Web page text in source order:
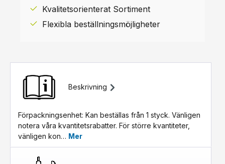
Kvalitetsorienterat Sortiment
Flexibla beställningsmöjligheter
Beskrivning
Förpackningsenhet: Kan beställas från 1 styck. Vänligen
notera våra kvantitetsrabatter. För större kvantiteter,
vänligen kon… Mer